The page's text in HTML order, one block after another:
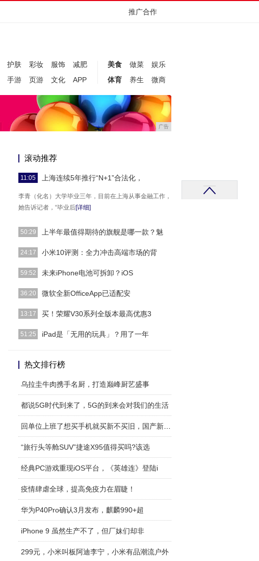
推广合作
护肤 彩妆 服饰
减肥
手游 页游 文化 APP
美食 做菜
娱乐
体育
养生 微商
广告
滚动推荐
11:05 上海连续5年推行“N+1”合法化，
李青（化名）大学毕业三年，目前在上海从事金融工作，
她告诉记者，“毕业后[详细]
50:29 上半年最值得期待的旗舰是哪一款？魅
一千个人心中有一千个哈姆雷特，每个人都有各自对事物
24:17 小米10评测：全力冲击高端市场的背
成立于2010年3月3日的小米公司，通过多年来的努力，
59:52 未来iPhone电池可拆卸？iOS
简单说不废话，今天主要讲二件事情，第一件未来的
36:20 微软全新OfficeApp已适配安
IT之家2月28日消息 昨天LG发布了其最新的旗舰智能手
13:17 买！荣耀V30系列全版本最高优惠3
【手机中国新闻】2020年将会是5G手机大行其道的一
51:25 iPad是「无用的玩具」？用了一年
业摄影师的人并没有业
热文排行榜
乌拉圭牛肉携手名厨，打造巅峰厨艺盛事
都说5G时代到来了，5G的到来会对我们的生活
“旅行头等舱SUV”捷途X95值得买吗?该选
经典PC游戏重现iOS平台，《英雄连》登陆i
疫情肆虐全球，提高免疫力在眉睫！
华为P40Pro确认3月发布，麒麟990+超
iPhone 9 虽然生产不了，但厂妹们却非
299元，小米叫板阿迪李宁，小米有品潮流户外